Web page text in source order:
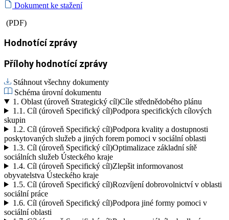
Dokument ke stažení
(PDF)
Hodnotící zprávy
Přílohy hodnotící zprávy
Stáhnout všechny dokumenty
Schéma úrovní dokumentu
1. Oblast (úroveň Strategický cíl)Cíle střednědobého plánu
1.1. Cíl (úroveň Specifický cíl)Podpora specifických cílových
skupin
1.2. Cíl (úroveň Specifický cíl)Podpora kvality a dostupnosti
poskytovaných služeb a jiných forem pomoci v sociální oblasti
1.3. Cíl (úroveň Specifický cíl)Optimalizace základní sítě
sociálních služeb Ústeckého kraje
1.4. Cíl (úroveň Specifický cíl)Zlepšit informovanost
obyvatelstva Ústeckého kraje
1.5. Cíl (úroveň Specifický cíl)Rozvíjení dobrovolnictví v oblasti
sociální práce
1.6. Cíl (úroveň Specifický cíl)Podpora jiné formy pomoci v
sociální oblasti